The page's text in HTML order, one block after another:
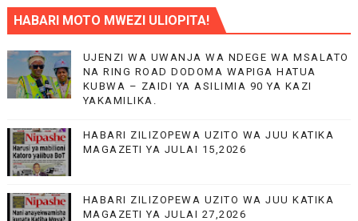
HABARI MOTO MWEZI ULIOPITA!
UJENZI WA UWANJA WA NDEGE WA MSALATO
NA RING ROAD DODOMA WAPIGA HATUA
KUBWA – ZAIDI YA ASILIMIA 90 YA KAZI
YAKAMILIKA.
HABARI ZILIZOPEWA UZITO WA JUU KATIKA
MAGAZETI YA JULAI 15,2026
HABARI ZILIZOPEWA UZITO WA JUU KATIKA
MAGAZETI YA JULAI 27,2026